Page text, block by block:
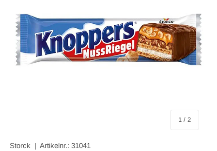
1 / von
2
Storck | Artikelnr.: 31041